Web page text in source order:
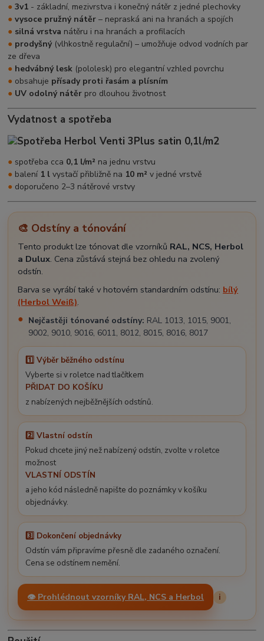
●3v1 - základní, mezivrstva i konečný nátěr z jedné plechovky
●vysoce pružný nátěr – nepraská ani na hranách a spojích
● silná vrstva nátěru i na hranách a profilacích
● prodyšný(vlhkostně regulační) – umožňuje odvod vodních par
ze dřeva
● hedvábný lesk (pololesk) pro elegantní vzhled povrchu
● obsahuje přísady proti řasám a plísním
● UV odolný nátěr pro dlouhou životnost
Vydatnost a spotřeba
● spotřeba cca 0,1 l/m² na jednu vrstvu
● balení 1 l vystačí přibližně na 10 m² v jedné vrstvě
● doporučeno 2–3 nátěrové vrstvy
🎨 Odstíny a tónování
Tento produkt lze tónovat dle vzorníků RAL, NCS, Herbol
a Dulux. Cena zůstává stejná bez ohledu na zvolený
odstín.
Barva se vyrábí také v hotovém standardním odstínu: bílý
(Herbol Weiß).
Nejčastěji tónované odstíny: RAL 1013, 1015, 9001,
9002, 9010, 9016, 6011, 8012, 8015, 8016, 8017
1️⃣ Výběr běžného odstínu
Vyberte si v roletce nad tlačítkem
PŘIDAT DO KOŠÍKU
z nabízených nejběžnějších odstínů.
2️⃣ Vlastní odstín
Pokud chcete jiný než nabízený odstín, zvolte v roletce
možnost
VLASTNÍ ODSTÍN
a jeho kód následně napište do poznámky v košíku
objednávky.
3️⃣ Dokončení objednávky
Odstín vám připravíme přesně dle zadaného označení.
Cena se odstínem nemění.
👁️ Prohlédnout vzorníky RAL, NCS a Herbol i